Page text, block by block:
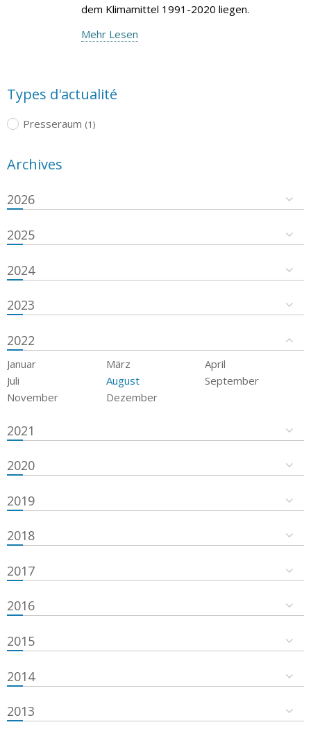
dem Klimamittel 1991-2020 liegen.
Mehr Lesen
Types d'actualité
Presseraum (1)
Archives
2026
2025
2024
2023
2022
Januar März
April
Juli
August
September
November
Dezember
2021
2020
2019
2018
2017
2016
2015
2014
2013